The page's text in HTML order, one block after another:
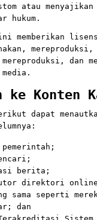
atau
hukum.
ini memberikan
mereproduksi, dan
ke Konten
dapat
pemerintah;
berita;
direktori online
sama seperti
dan